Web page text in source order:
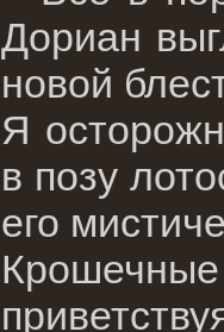
Дориан
новой
Я
в позу
его